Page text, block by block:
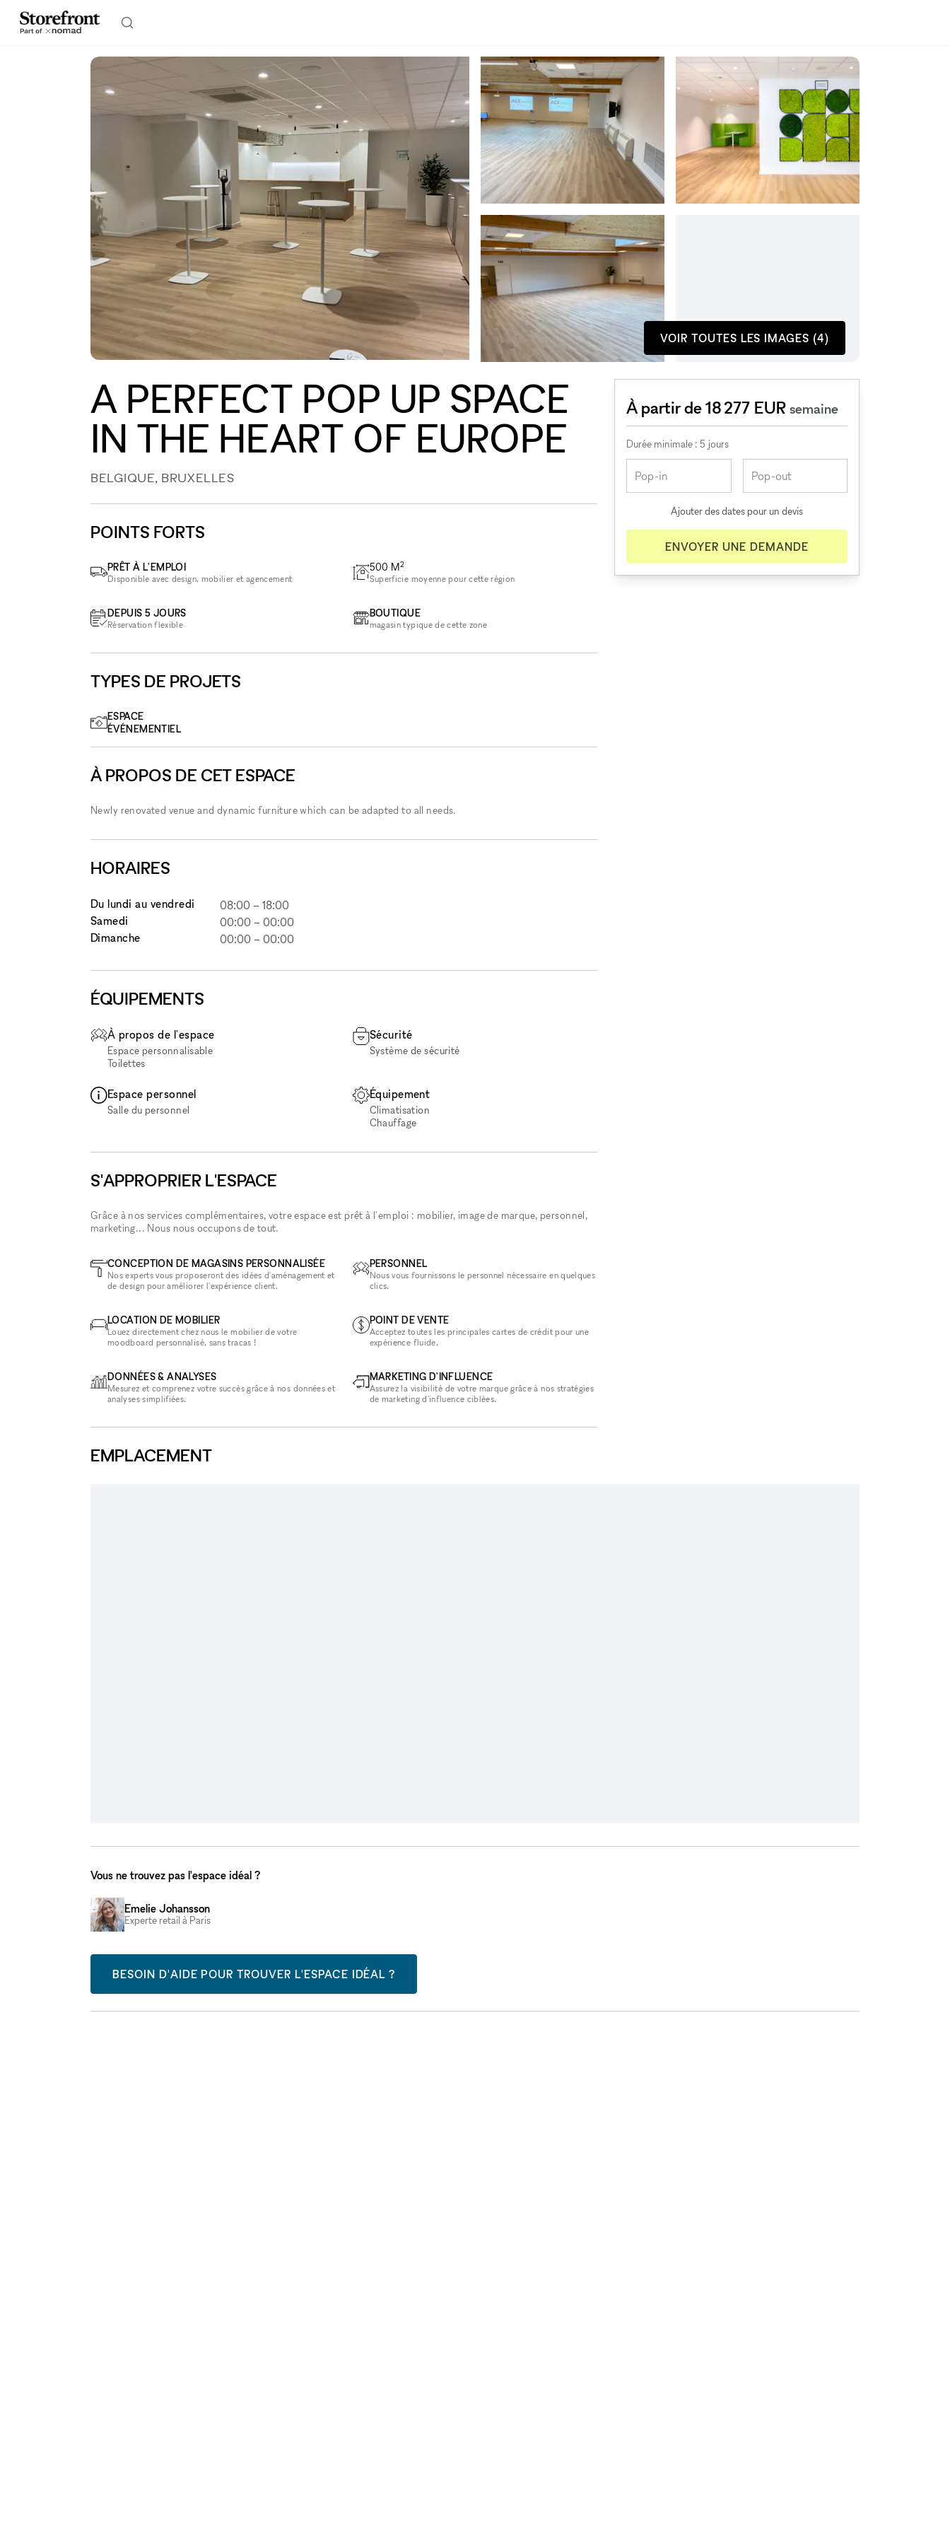
VOIR TOUTES LES IMAGES (4)
A PERFECT POP UP SPACE
IN THE HEART OF EUROPE
BELGIQUE, BRUXELLES
POINTS FORTS
PRÊT À L'EMPLOI
Disponible avec design, mobilier et agencement
DEPUIS 5 JOURS
Réservation flexible
500 M2
Superficie moyenne pour cette région
BOUTIQUE
magasin typique de cette zone
TYPES DE PROJETS
ESPACE
ÉVÉNEMENTIEL
À PROPOS DE CET ESPACE
Newly renovated venue and dynamic furniture which can be adapted to all needs.
HORAIRES
Du lundi au vendredi 08:00 –18:00
Samedi
00:00 –00:00
Dimanche
00:00 –00:00
ÉQUIPEMENTS
À propos de l'espace
Espace personnalisable
Toilettes
Sécurité
Système de sécurité
Espace personnel
Salle du personnel
Équipement
Climatisation
Chauffage
S'APPROPRIER L'ESPACE
Grâce à nos services complémentaires, votre espace est prêt à l'emploi : mobilier, image de marque, personnel,
marketing... Nous nous occupons de tout.
CONCEPTION DE MAGASINS PERSONNALISÉE
Nos experts vous proposeront des idées d'aménagement et
de design pour améliorer l'expérience client.
LOCATION DE MOBILIER
Louez directement chez nous le mobilier de votre
moodboard personnalisé, sans tracas !
DONNÉES & ANALYSES
Mesurez et comprenez votre succès grâce à nos données et
analyses simplifiées.
PERSONNEL
Nous vous fournissons le personnel nécessaire en quelques
clics.
POINT DE VENTE
Acceptez toutes les principales cartes de crédit pour une
expérience fluide.
MARKETING D'INFLUENCE
Assurez la visibilité de votre marque grâce à nos stratégies
de marketing d'influence ciblées.
À partir de 18 277 EURsemaine
Durée minimale : 5 jours
Ajouter des dates pour un devis
ENVOYER UNE DEMANDE
EMPLACEMENT
Vous ne trouvez pas l'espace idéal ?
Emelie Johansson
Experte retail à Paris
BESOIN D'AIDE POUR TROUVER L'ESPACE IDÉAL ?